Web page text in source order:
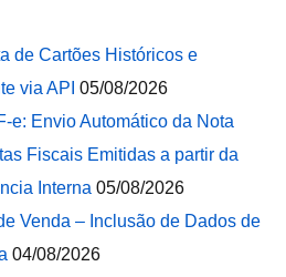
de Cartões Históricos e
via API 05/08/2026
e: Envio Automático da Nota
Fiscais Emitidas a partir da
Interna 05/08/2026
Venda – Inclusão de Dados de
04/08/2026